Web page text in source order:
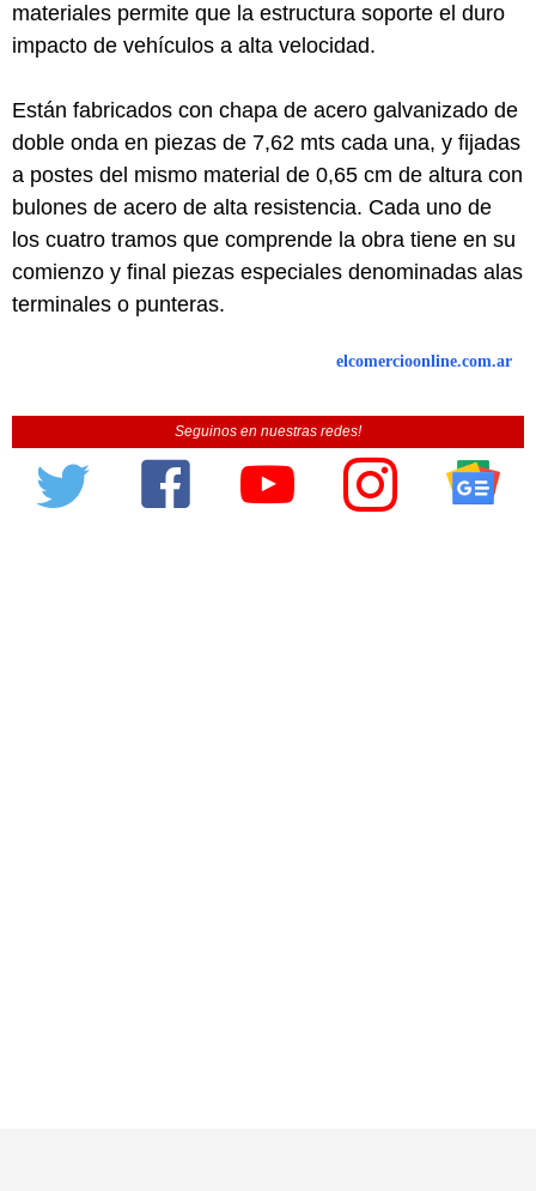
materiales permite que la estructura soporte el duro
impacto de vehículos a alta velocidad.
Están fabricados con chapa de acero galvanizado de
doble onda en piezas de 7,62 mts cada una, y fijadas
a postes del mismo material de 0,65 cm de altura con
bulones de acero de alta resistencia. Cada uno de
los cuatro tramos que comprende la obra tiene en su
comienzo y final piezas especiales denominadas alas
terminales o punteras.
elcomercioonline.com.ar
Seguinos en nuestras redes!